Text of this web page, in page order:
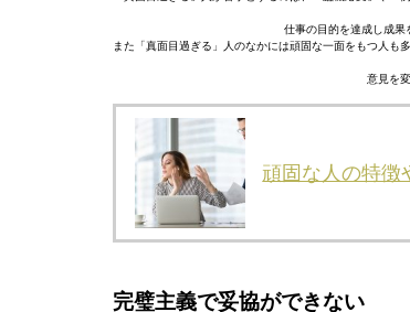
仕事の目的を達成し成果
また「真面目過ぎる」人のなかには頑固な一面をもつ人も
意見を
頑固な人の特徴
完璧主義で妥協ができない